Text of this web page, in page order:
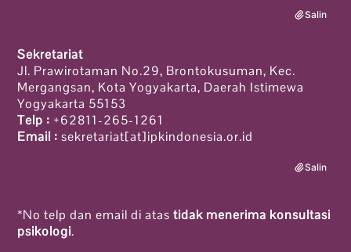
Salin
Sekretariat
Jl. Prawirotaman No.29, Brontokusuman, Kec.
Mergangsan, Kota Yogyakarta, Daerah Istimewa
Yogyakarta 55153
Telp : +62811-265-1261
Email : sekretariat[at]ipkindonesia.or.id
Salin
*No telp dan email di atastidak menerima konsultasi
psikologi.